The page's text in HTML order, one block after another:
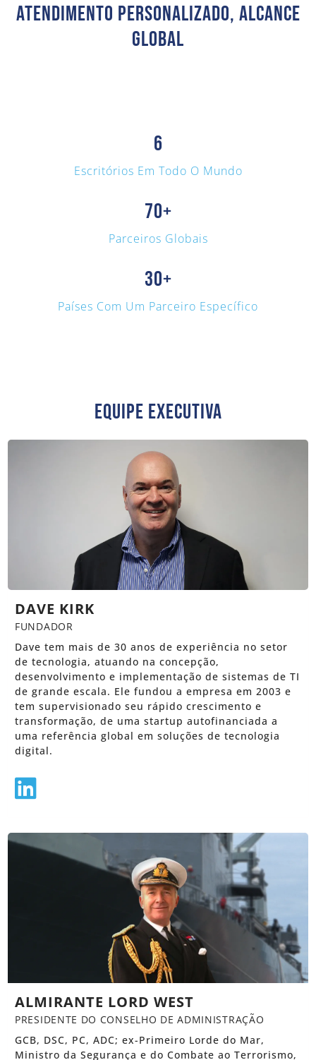
Atendimento Personalizado, Alcance
Global
Escritórios Em Todo O Mundo
6
Parceiros Globais
70+
Países Com Um Parceiro Específico
30+
EQUIPE EXECUTIVA
DAVE KIRK
FUNDADOR
Dave tem mais de 30 anos de experiência no setor
de tecnologia, atuando na concepção,
desenvolvimento e implementação de sistemas de TI
de grande escala. Ele fundou a empresa em 2003 e
tem supervisionado seu rápido crescimento e
transformação, de uma startup autofinanciada a
uma referência global em soluções de tecnologia
digital.
ALMIRANTE LORD WEST
PRESIDENTE DO CONSELHO DE ADMINISTRAÇÃO
GCB, DSC, PC, ADC; ex-Primeiro Lorde do Mar,
Ministro da Segurança e do Combate ao Terrorismo,